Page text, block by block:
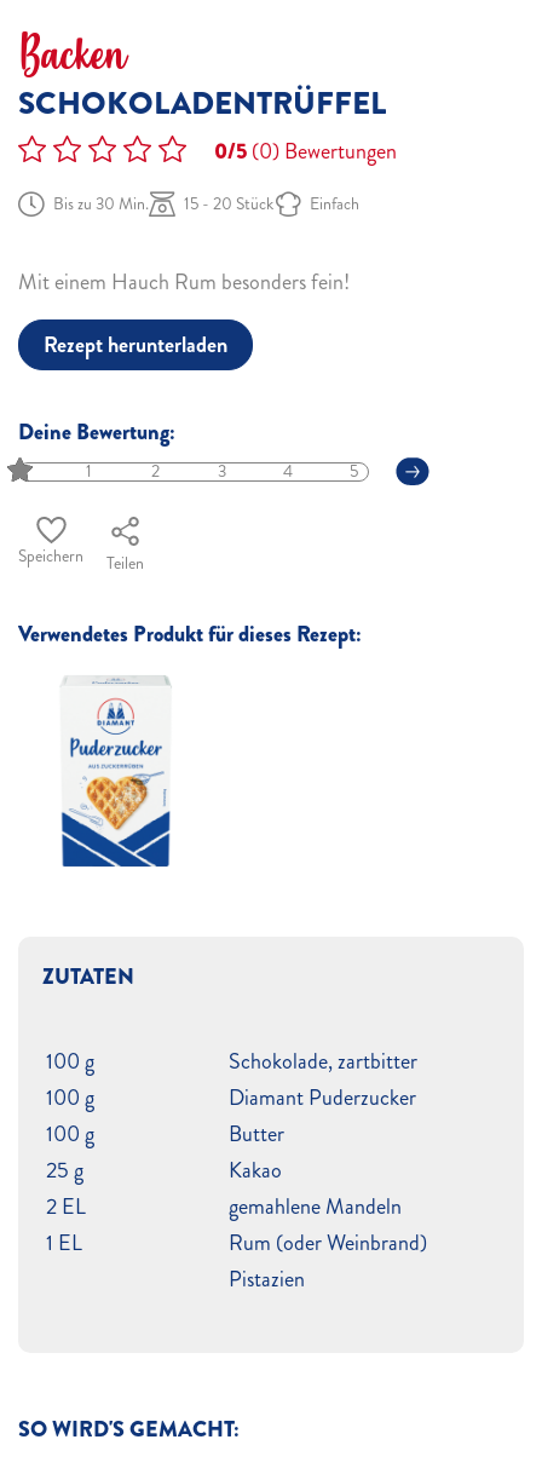
Backen
SCHOKOLADENTRÜFFEL
0/5(0)Bewertungen
Bis zu 30 Min. 15 - 20 Stück Einfach
Mit einem Hauch Rum besonders fein!
Rezept herunterladen
Deine Bewertung:
1 2 3 4 5
Speichern Teilen
Verwendetes Produkt für dieses Rezept:
SO WIRD'S GEMACHT:
ZUTATEN
100 g
Schokolade, zartbitter
100 g
Diamant Puderzucker
100 g
Butter
25 g
Kakao
2 EL
gemahlene Mandeln
1 EL
Rum (oder Weinbrand)
Pistazien